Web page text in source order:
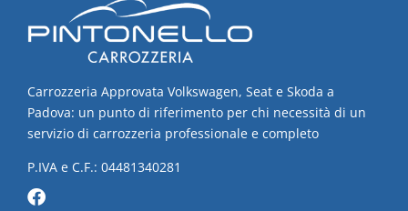
Carrozzeria Approvata Volkswagen, Seat e Skoda a
Padova: un punto di riferimento per chi necessità di un
servizio di carrozzeria professionale e completo
P.IVA e C.F.: 04481340281